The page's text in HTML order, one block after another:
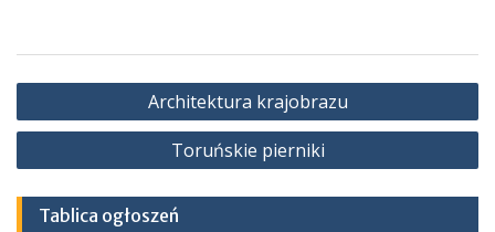
Nawigacja
wpisu
Architektura krajobrazu
Toruńskie pierniki
Tablica ogłoszeń